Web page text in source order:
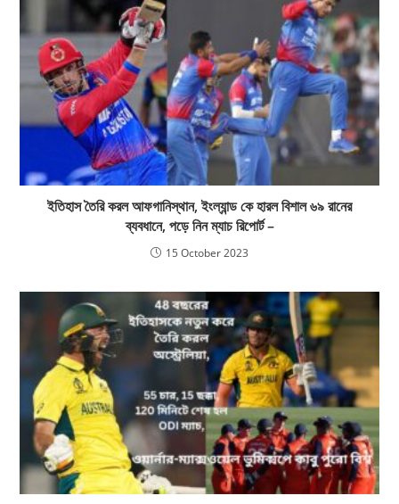
ইতিহাস তৈরি করল আফগানিস্থান, ইংল্যান্ড কে হারল বিশাল ৬৯ রানের
ব্যবধানে, পড়ে নিন ম্যাচ রিপোর্ট –
15 October 2023